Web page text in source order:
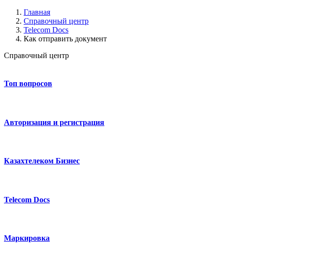
Главная
Справочный центр
Telecom Docs
Как отправить документ
Справочный центр
Топ вопросов
Авторизация и регистрация
Казахтелеком Бизнес
Telecom Docs
Маркировка